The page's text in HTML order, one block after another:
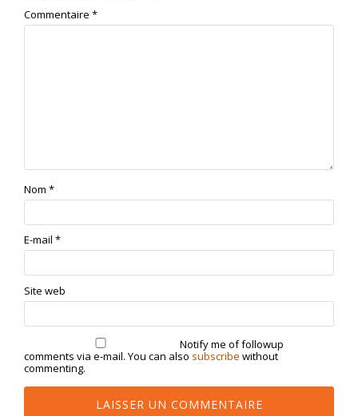
Commentaire *
Nom *
E-mail *
Site web
Notify me of followup
comments via e-mail. You can also subscribe without
commenting.